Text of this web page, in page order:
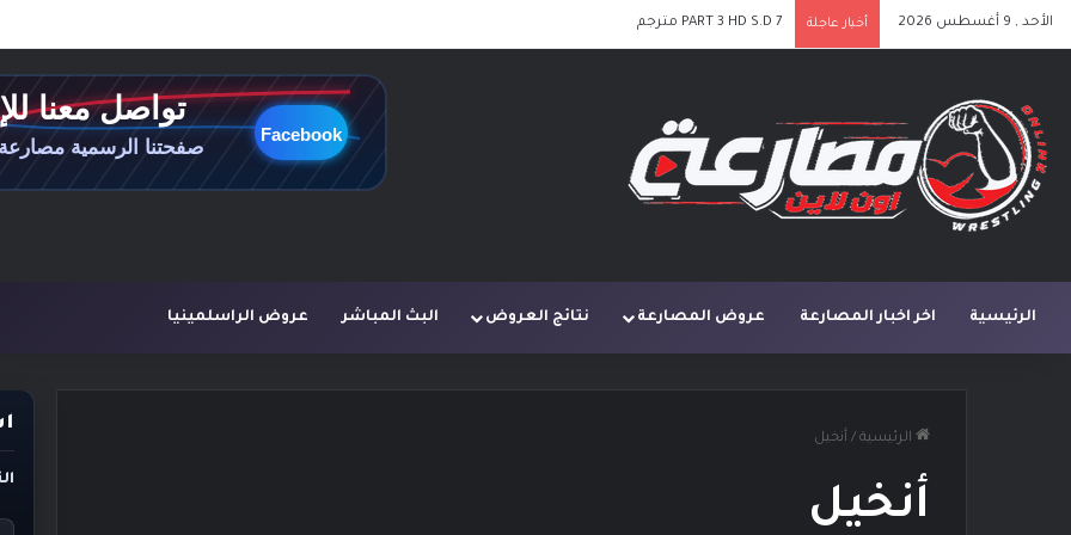
الأحد , 9 أغسطس 2026 أخبار عاجلة PART 3 HD S.D 7 مترجم
الرئيسية اخر اخبار المصارعة عروض المصارعة نتائج العروض البث المباشر عروض الراسلمينيا
الرئيسية / أنخيل
أنخيل